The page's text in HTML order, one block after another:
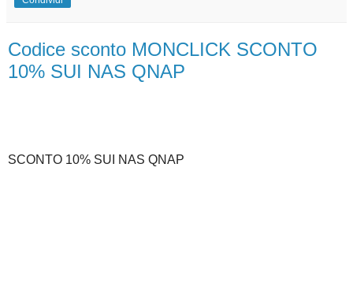
Codice sconto MONCLICK SCONTO
10% SUI NAS QNAP
SCONTO 10% SUI NAS QNAP